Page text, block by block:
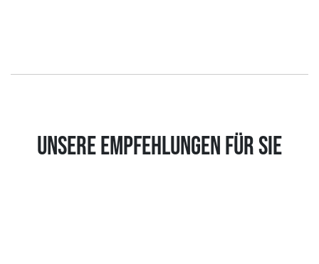
UNSERE EMPFEHLUNGEN FÜR SIE